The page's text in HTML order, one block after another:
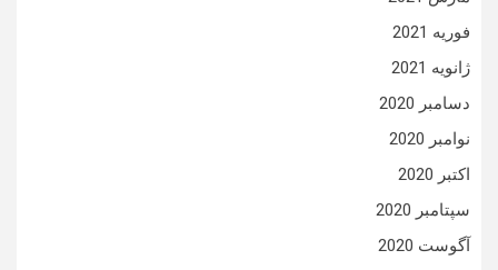
فوریه 2021
ژانویه 2021
دسامبر 2020
نوامبر 2020
اکتبر 2020
سپتامبر 2020
آگوست 2020